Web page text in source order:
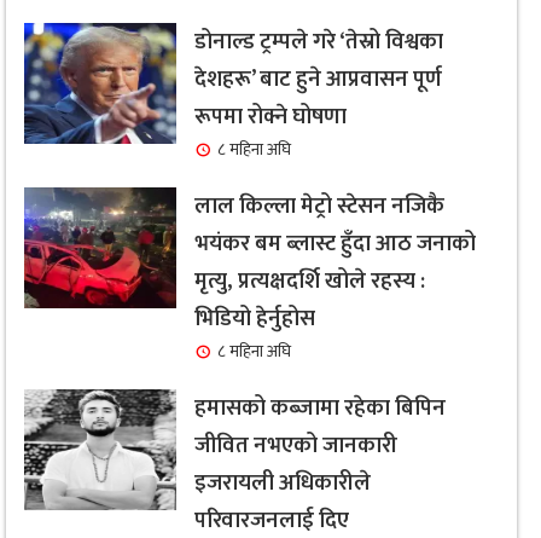
डोनाल्ड ट्रम्पले गरे ‘तेस्रो विश्वका
देशहरू’ बाट हुने आप्रवासन पूर्ण
रूपमा रोक्ने घोषणा
८ महिना अघि
लाल किल्ला मेट्रो स्टेसन नजिकै
भयंकर बम ब्लास्ट हुँदा आठ जनाको
मृत्यु, प्रत्यक्षदर्शि खोले रहस्य :
भिडियो हेर्नुहोस
८ महिना अघि
हमासको कब्जामा रहेका बिपिन
जीवित नभएको जानकारी
इजरायली अधिकारीले
परिवारजनलाई दिए